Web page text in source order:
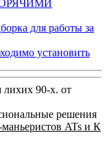
ГОРЯЧИМИ
для работы за
установить
90-х. от
решения
ATs и К